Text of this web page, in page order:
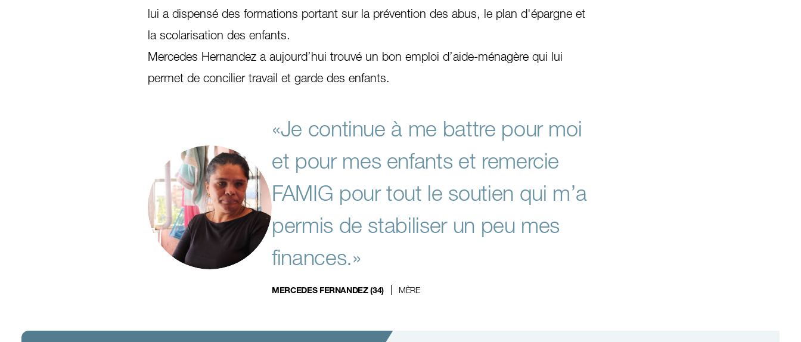
lui a dispensé des formations portant sur la prévention des abus, le plan d'épargne et
la scolarisation des enfants.
Mercedes Hernandez a aujourd’hui trouvé un bon emploi d’aide-ménagère qui lui
permet de concilier travail et garde des enfants.
«Je continue à me battre pour moi
et pour mes enfants et remercie
FAMIG pour tout le soutien qui m’a
permis de stabiliser un peu mes
finances.»
MERCEDES FERNANDEZ (34) MÈRE